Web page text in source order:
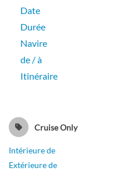
Date
Durée
Navire
de / à
Itinéraire
Cruise Only
Intérieure de
Extérieure de